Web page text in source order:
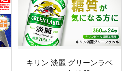
キリン 淡麗 グリーンラベ